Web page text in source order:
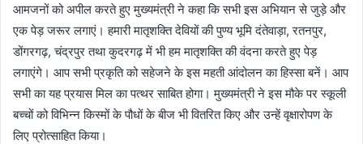
आमजनों को अपील करते हुए मुख्यमंत्री ने कहा कि सभी इस अभियान से जुड़े और
एक पेड़ जरूर लगाएं। हमारी मातृशक्ति देवियों की पुण्य भूमि दंतेवाड़ा, रतनपुर,
डोंगरगढ़, चंद्रपुर तथा कुदरगढ़ में भी हम मातृशक्ति की वंदना करते हुए पेड़
लगाएंगे। आप सभी प्रकृति को सहेजने के इस महती आंदोलन का हिस्सा बनें। आप
सभी का यह प्रयास मिल का पत्थर साबित होगा। मुख्यमंत्री ने इस मौके पर स्कूली
बच्चों को विभिन्न किस्मों के पौधों के बीज भी वितरित किए और उन्हें वृक्षारोपण के
लिए प्रोत्साहित किया।